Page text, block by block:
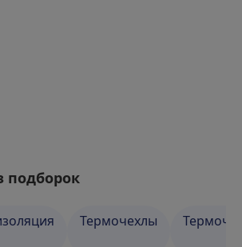
подборок
Термочехлы